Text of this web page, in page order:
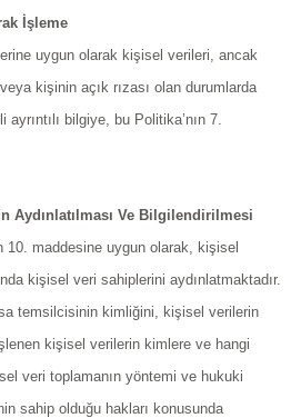
İşleme
uygun olarak kişisel verileri, ancak
kişinin açık rızası olan durumlarda
bilgiye, bu Politika’nın 7.
Aydınlatılması Ve Bilgilendirilmesi
10. maddesine uygun olarak, kişisel
kişisel veri sahiplerini aydınlatmaktadır.
temsilcisinin kimliğini, kişisel verilerin
kişisel verilerin kimlere ve hangi
veri toplamanın yöntemi ve hukuki
sahip olduğu hakları konusunda